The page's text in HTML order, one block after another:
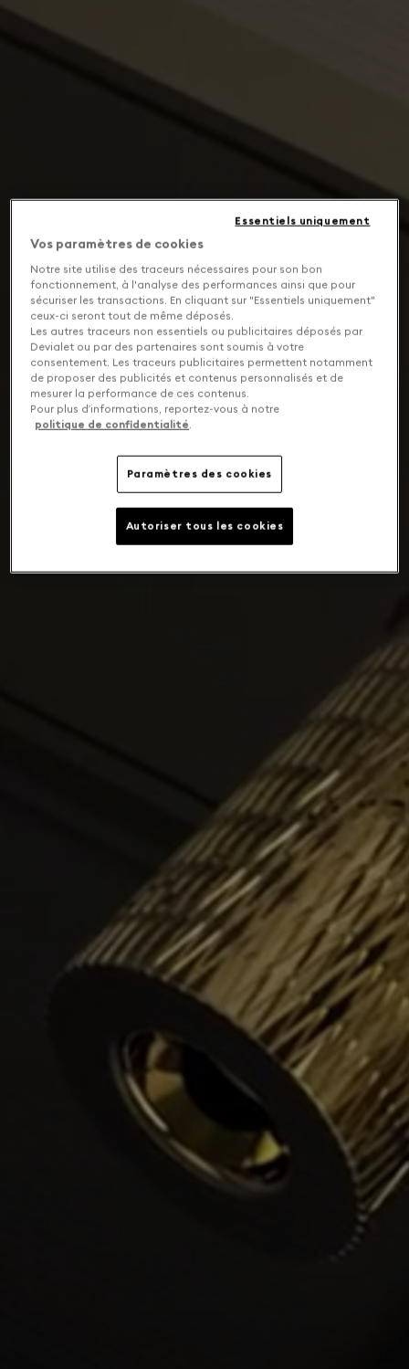
Vos paramètres de cookies
Notre site utilise des traceurs nécessaires pour son bon
fonctionnement, à l'analyse des performances ainsi que pour
sécuriser les transactions. En cliquant sur "Essentiels uniquement"
ceux-ci seront tout de même déposés.
Les autres traceurs non essentiels ou publicitaires déposés par
Devialet ou par des partenaires sont soumis à votre
consentement. Les traceurs publicitaires permettent notamment
de proposer des publicités et contenus personnalisés et de
mesurer la performance de ces contenus.
Pour plus d’informations, reportez-vous à notre
politique de confidentialité.
Paramètres des cookies
Essentiels uniquement
Autoriser tous les cookies